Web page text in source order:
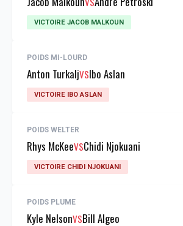
VICTOIRE JACOB MALKOUN
POIDS MI-LOURD
Anton TurkaljVSIbo Aslan
VICTOIRE IBO ASLAN
POIDS WELTER
Rhys McKeeVSChidi Njokuani
VICTOIRE CHIDI NJOKUANI
POIDS PLUME
Kyle NelsonVSBill Algeo